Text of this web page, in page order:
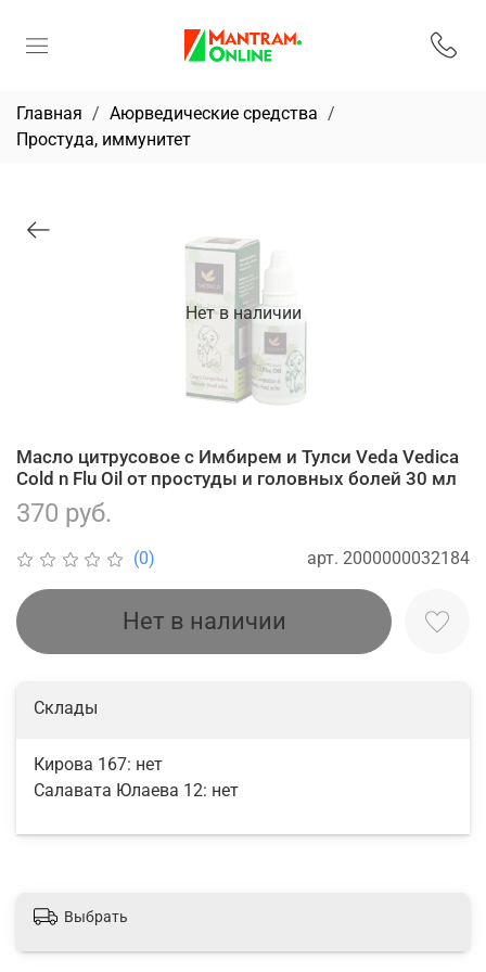
Главная
Аюрведические средства
Простуда, иммунитет
Нет в наличии
(0) арт. 2000000032184
Масло цитрусовое с Имбирем и Тулси Veda Vedica
Cold n Flu Oil от простуды и головных болей 30 мл
370 руб.
Нет в наличии
Склады
Кирова 167: нет
Салавата Юлаева 12: нет
Выбрать